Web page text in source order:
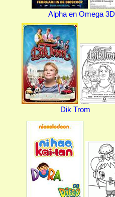
Alpha en Omega 3D
Dik Trom